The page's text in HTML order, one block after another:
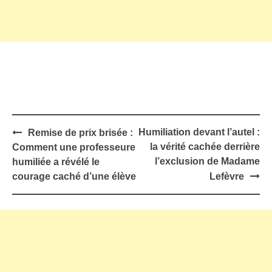
Post
navigation
Remise de prix brisée :
Comment une professeure
humiliée a révélé le
courage caché d’une élève
Humiliation devant l’autel :
la vérité cachée derrière
l’exclusion de Madame
Lefèvre